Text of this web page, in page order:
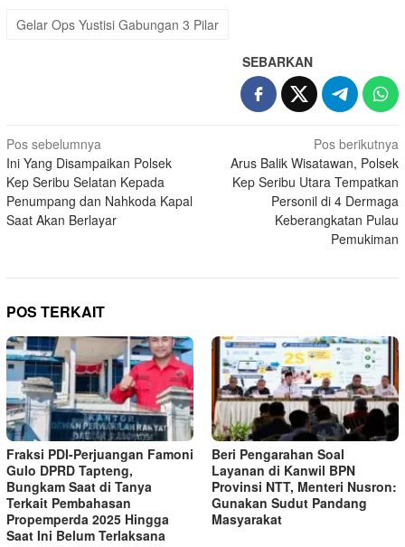
Gelar Ops Yustisi Gabungan 3 Pilar
SEBARKAN
Navigasi
pos
Pos sebelumnya
Ini Yang Disampaikan Polsek
Kep Seribu Selatan Kepada
Penumpang dan Nahkoda Kapal
Saat Akan Berlayar
Pos berikutnya
Arus Balik Wisatawan, Polsek
Kep Seribu Utara Tempatkan
Personil di 4 Dermaga
Keberangkatan Pulau
Pemukiman
POS TERKAIT
Fraksi PDI-Perjuangan Famoni
Gulo DPRD Tapteng,
Bungkam Saat di Tanya
Terkait Pembahasan
Propemperda 2025 Hingga
Saat Ini Belum Terlaksana
Beri Pengarahan Soal
Layanan di Kanwil BPN
Provinsi NTT, Menteri Nusron:
Gunakan Sudut Pandang
Masyarakat